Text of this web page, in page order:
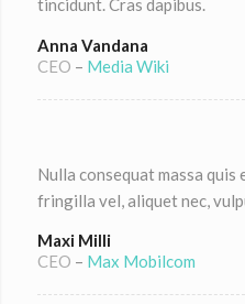
tincidunt. Cras dapibus.
Anna Vandana
CEO – Media Wiki
Nulla consequat massa quis
fringilla vel, aliquet nec,
Maxi Milli
CEO – Max Mobilcom